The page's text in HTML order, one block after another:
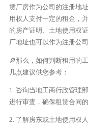
赁厂房作为公司的注册地
用权人支付一定的租金，
的房产证明、土地使用权
厂地址也可以作为注册公司
🔎那么，如何判断租用的
几点建议供您参考：
1. 咨询当地工商行政管理
进行审查，确保租赁合同
2. 了解房东或土地使用权